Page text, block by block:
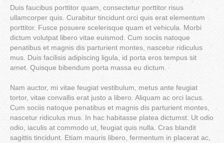
Duis faucibus porttitor quam, consectetur porttitor risus
ullamcorper quis. Curabitur tincidunt orci quis erat elementum
porttitor. Fusce posuere scelerisque quam et vehicula. Morbi
dictum volutpat libero vitae euismod. Cum sociis natoque
penatibus et magnis dis parturient montes, nascetur ridiculus
mus. Duis facilisis adipiscing ligula, id porta eros tempus sit
amet. Quisque bibendum porta massa eu dictum.
Nam auctor, mi vitae feugiat vestibulum, metus ante feugiat
tortor, vitae convallis erat justo a libero. Aliquam ac orci lacus.
Cum sociis natoque penatibus et magnis dis parturient montes,
nascetur ridiculus mus. In hac habitasse platea dictumst. Ut odio
odio, iaculis at commodo ut, feugiat quis nulla. Cras blandit
sagittis tincidunt. Etiam mauris libero, fermentum in placerat ac,